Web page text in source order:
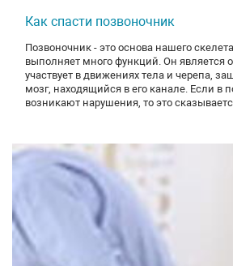
Как спасти позвоночник
Позвоночник - это основа нашего
выполняет много функций. Он является
участвует в движениях тела и черепа,
мозг, находящийся в его канале. Если в
возникают нарушения, то это